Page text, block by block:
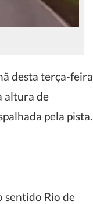
desta terça-feira
altura de
pela pista.
sentido Rio de